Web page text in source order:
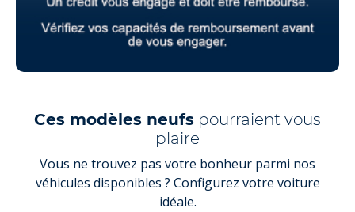
Ces modèles neufs pourraient vous
plaire
Vous ne trouvez pas votre bonheur parmi nos
véhicules disponibles ? Configurez votre voiture
idéale.